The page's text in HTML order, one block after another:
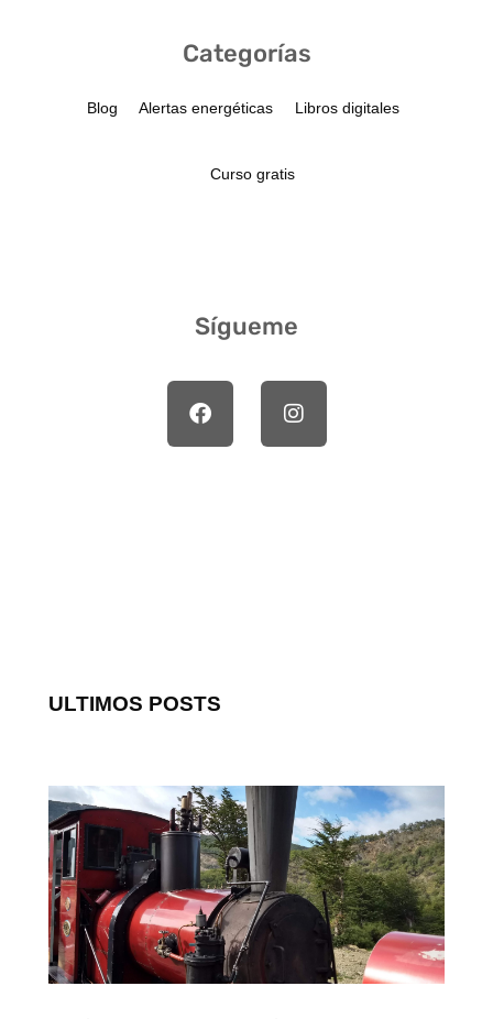
Categorías
Blog Alertas energéticas Libros digitales
Curso gratis
Sígueme
ULTIMOS POSTS